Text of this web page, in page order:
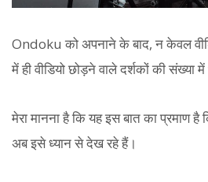
Ondoku को अपनाने के बाद, न केवल
में ही वीडियो छोड़ने वाले दर्शकों की संख्या
मेरा मानना है कि यह इस बात का प्रमाण है
अब इसे ध्यान से देख रहे हैं।